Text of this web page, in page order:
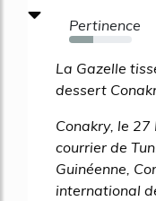
Pertinence
39%
La Gazelle
dessert
Conakry, le
courrier de
Guinéenne,
international